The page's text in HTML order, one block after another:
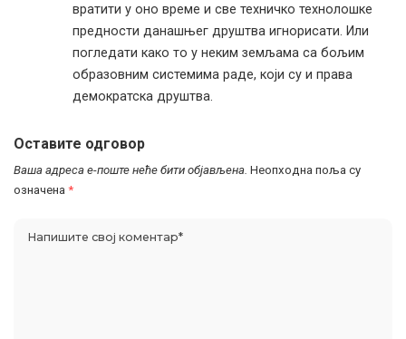
вратити у оно време и све техничко технолошке
предности данашњег друштва игнорисати. Или
погледати како то у неким земљама са бољим
образовним системима раде, који су и права
демократска друштва.
Оставите одговор
Ваша адреса е-поште неће бити објављена. Неопходна поља су
означена *